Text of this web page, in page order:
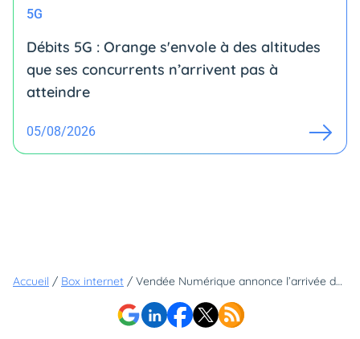
5G
Débits 5G : Orange s'envole à des altitudes
que ses concurrents n’arrivent pas à
atteindre
05/08/2026
Accueil / Box internet / Vendée Numérique annonce l’arrivée de Free sur son réseau fibre